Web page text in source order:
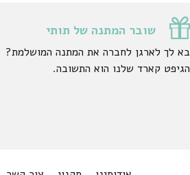
שובר המתנה של תותי
בא לך לארגן לחברה את המתנה המושלמת?
הגיפט קארד שלנו הוא התשובה.